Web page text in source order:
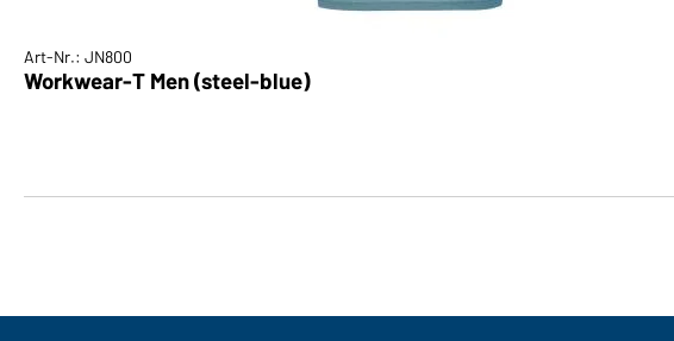
Art-Nr.: JN800
Workwear-T Men (steel-blue)